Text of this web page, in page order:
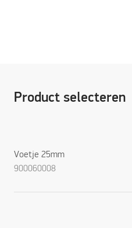
Product selecteren
Voetje 25mm
900060008